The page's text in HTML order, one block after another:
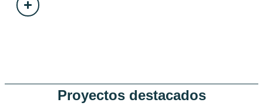
Proyectos destacados